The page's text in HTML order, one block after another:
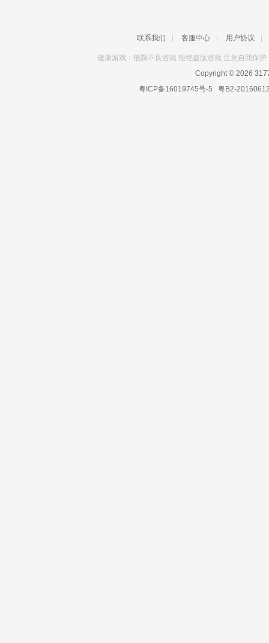
联系我们 客服中心 用户协议
健康游戏：抵制不良游戏 拒绝盗版游戏 注意自我保
Copyright © 2026
粤ICP备16019745号-5 粤B2-